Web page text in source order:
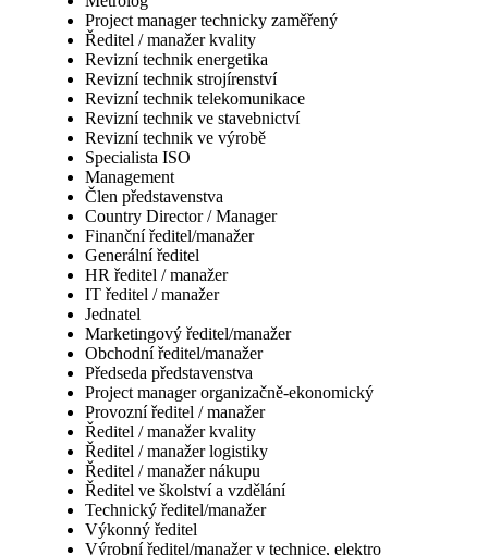
Project manager technicky zaměřený
Ředitel / manažer kvality
Revizní technik energetika
Revizní technik strojírenství
Revizní technik telekomunikace
Revizní technik ve stavebnictví
Revizní technik ve výrobě
Specialista ISO
Management
Člen představenstva
Country Director / Manager
Finanční ředitel/manažer
Generální ředitel
HR ředitel / manažer
IT ředitel / manažer
Jednatel
Marketingový ředitel/manažer
Obchodní ředitel/manažer
Předseda představenstva
Project manager organizačně-ekonomický
Provozní ředitel / manažer
Ředitel / manažer kvality
Ředitel / manažer logistiky
Ředitel / manažer nákupu
Ředitel ve školství a vzdělání
Technický ředitel/manažer
Výkonný ředitel
Výrobní ředitel/manažer v technice, elektro